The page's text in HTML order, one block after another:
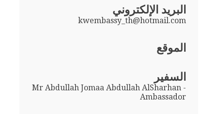
البريد الإلكتروني
kwembassy_th@hotmail.com
الموقع
السفير
Mr Abdullah Jomaa Abdullah AlSharhan -
Ambassador